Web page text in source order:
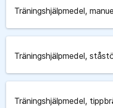
Träningshjälpmedel,
Träningshjälpmedel,
Träningshjälpmedel,